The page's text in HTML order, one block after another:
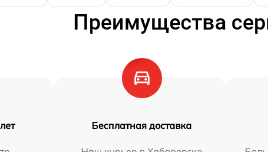
Преимущества
Бесплатная доставка